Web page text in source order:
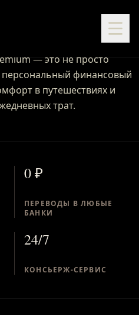
для тех, кто не привык
— это не просто
персональный финансовый
в путешествиях и
трат.
0 ₽
ПЕРЕВОДЫ В ЛЮБЫЕ
БАНКИ
24/7
КОНСЬЕРЖ-СЕРВИС